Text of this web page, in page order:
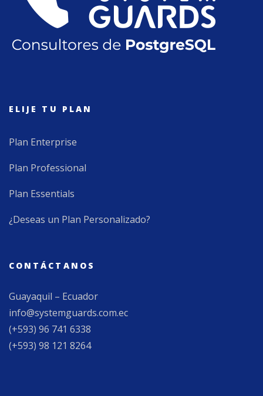
ELIJE TU PLAN
Plan Enterprise
Plan Professional
Plan Essentials
¿Deseas un Plan Personalizado?
CONTÁCTANOS
Guayaquil – Ecuador
info@systemguards.com.ec
(+593) 96 741 6338
(+593) 98 121 8264